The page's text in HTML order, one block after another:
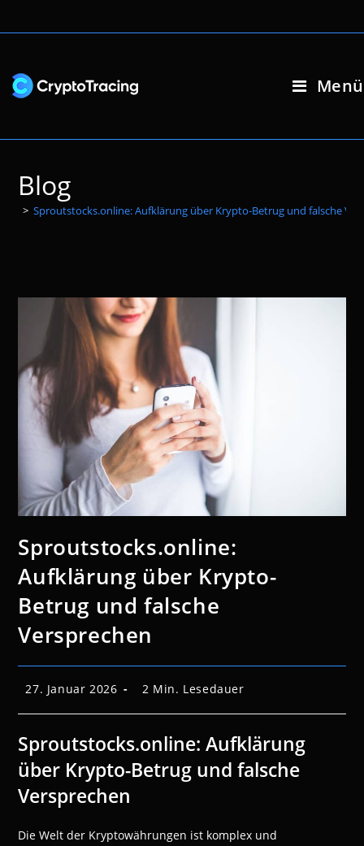
Inhalt
Menü
Blog
> Sproutstocks.online: Aufklärung über Krypto-Betrug und falsche
Sproutstocks.online:
Aufklärung über Krypto-
Betrug und falsche
Versprechen
Beitrag
veröffentlicht:
27. Januar 2026 Lesedauer:
2 Min. Lesedauer
Sproutstocks.online: Aufklärung
über Krypto-Betrug und falsche
Versprechen
Die Welt der Kryptowährungen ist komplex und